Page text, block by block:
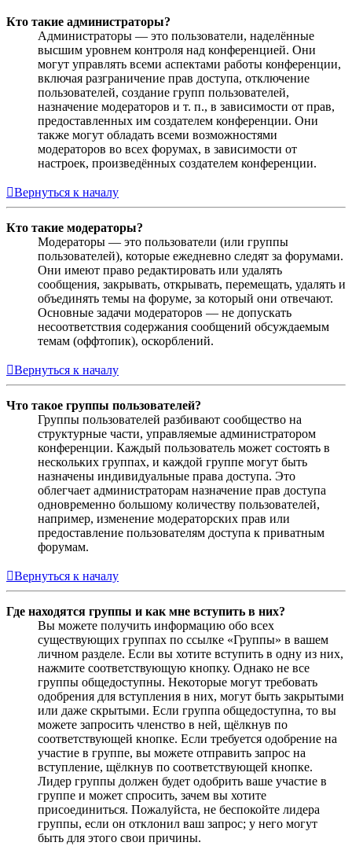
Кто такие администраторы?
Администраторы — это пользователи, наделённые
высшим уровнем контроля над конференцией. Они
могут управлять всеми аспектами работы конференции,
включая разграничение прав доступа, отключение
пользователей, создание групп пользователей,
назначение модераторов и т. п., в зависимости от прав,
предоставленных им создателем конференции. Они
также могут обладать всеми возможностями
модераторов во всех форумах, в зависимости от
настроек, произведённых создателем конференции.
Вернуться к началу
Кто такие модераторы?
Модераторы — это пользователи (или группы
пользователей), которые ежедневно следят за форумами.
Они имеют право редактировать или удалять
сообщения, закрывать, открывать, перемещать, удалять и
объединять темы на форуме, за который они отвечают.
Основные задачи модераторов — не допускать
несоответствия содержания сообщений обсуждаемым
темам (оффтопик), оскорблений.
Вернуться к началу
Что такое группы пользователей?
Группы пользователей разбивают сообщество на
структурные части, управляемые администратором
конференции. Каждый пользователь может состоять в
нескольких группах, и каждой группе могут быть
назначены индивидуальные права доступа. Это
облегчает администраторам назначение прав доступа
одновременно большому количеству пользователей,
например, изменение модераторских прав или
предоставление пользователям доступа к приватным
форумам.
Вернуться к началу
Где находятся группы и как мне вступить в них?
Вы можете получить информацию обо всех
существующих группах по ссылке «Группы» в вашем
личном разделе. Если вы хотите вступить в одну из них,
нажмите соответствующую кнопку. Однако не все
группы общедоступны. Некоторые могут требовать
одобрения для вступления в них, могут быть закрытыми
или даже скрытыми. Если группа общедоступна, то вы
можете запросить членство в ней, щёлкнув по
соответствующей кнопке. Если требуется одобрение на
участие в группе, вы можете отправить запрос на
вступление, щёлкнув по соответствующей кнопке.
Лидер группы должен будет одобрить ваше участие в
группе и может спросить, зачем вы хотите
присоединиться. Пожалуйста, не беспокойте лидера
группы, если он отклонил ваш запрос; у него могут
быть для этого свои причины.